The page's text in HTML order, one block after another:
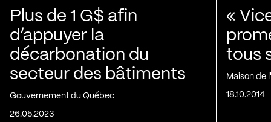
Plus de 1 G$ afin
d’appuyer la
décarbonation du
secteur des bâtiments
Gouvernement du Québec
26.05.2023
«
tous
Maison de
18.10.2014